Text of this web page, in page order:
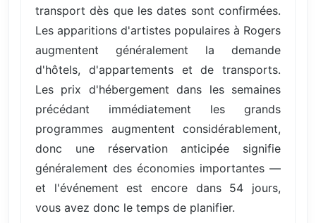
transport dès que les dates sont confirmées.
Les apparitions d'artistes populaires à Rogers
augmentent généralement la demande
d'hôtels, d'appartements et de transports.
Les prix d'hébergement dans les semaines
précédant immédiatement les grands
programmes augmentent considérablement,
donc une réservation anticipée signifie
généralement des économies importantes —
et l'événement est encore dans 54 jours,
vous avez donc le temps de planifier.